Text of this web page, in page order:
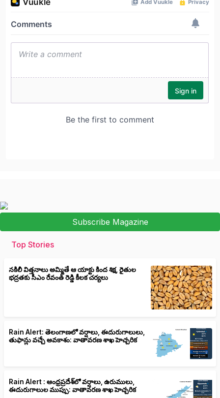
Subscribe Magazine
Top Stories
నకిలీ విత్తనాలు అమ్మితే ఆ యాక్టు కింద శిక్ష, రైతుల
భద్రతకు సీఎం రేవంత్ రెడ్డి కీలక చర్యలు
Rain Alert: తెలంగాణలో వర్షాలు, ఈదురుగాలులు,
తుఫాన్లు వచ్చే అవకాశం: వాతావరణ శాఖ హెచ్చరిక
Rain Alert : ఆంధ్రప్రదేశ్‌లో వర్షాలు, ఉరుములు,
ఈదురుగాలుల ముప్పు: వాతావరణ శాఖ హెచ్చరిక